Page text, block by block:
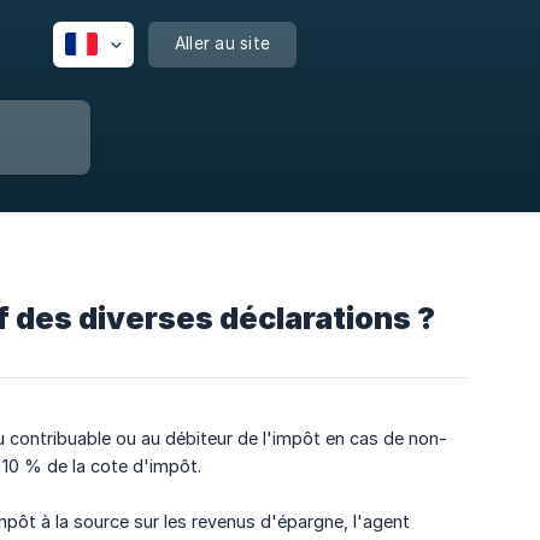
Aller au site
diverses déclarations ?
ou au débiteur de l'impôt en cas de non-
% de la cote d'impôt.
à la source sur les revenus d'épargne, l'agent